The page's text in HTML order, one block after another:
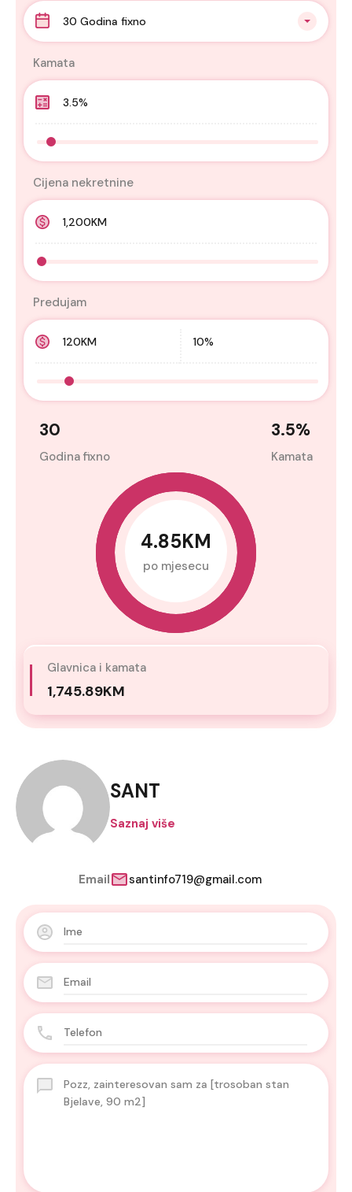
30 Godina fixno
Kamata
Cijena nekretnine
Predujam
30
Godina fixno
3.5%
Kamata
4.85KM
po mjesecu
Glavnica i kamata
1,745.89KM
SANT
Saznaj više
Email santinfo719@gmail.com